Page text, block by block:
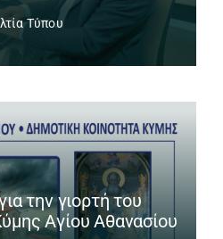
Τύπου
την γιορτή του
Αγίου Αθανασίου